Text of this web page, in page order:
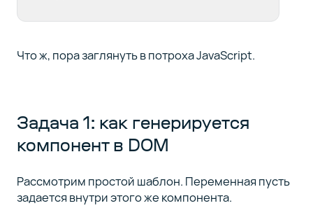
Что ж, пора заглянуть в потроха JavaScript.
Задача 1: как генерируется
компонент в DOM
Рассмотрим простой шаблон. Переменная пусть
задается внутри этого же компонента.